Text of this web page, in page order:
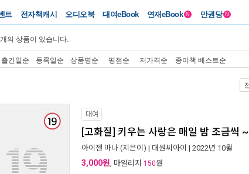
트 전자책캐시 오디오북 대여eBook 연재eBook N 만권당 N
개의 상품이 있습니다.
출간일순 등록일순 상품명순 평점순 저가격순 종이책 베스트순
대여
[고화질] 키우는 사랑은 매일 밤 조금씩
아이젠 마나 (지은이) | 대원씨아이 | 2022년 10월
3,000원, 마일리지 150원